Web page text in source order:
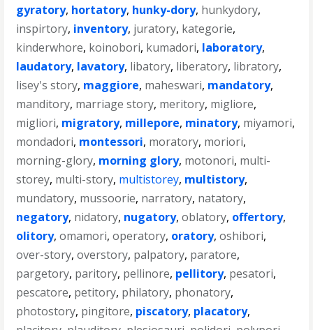
gyratory, hortatory, hunky-dory, hunkydory,
inspirtory, inventory, juratory, kategorie,
kinderwhore, koinobori, kumadori, laboratory,
laudatory, lavatory, libatory, liberatory, libratory,
lisey's story, maggiore, maheswari, mandatory,
manditory, marriage story, meritory, migliore,
migliori, migratory, millepore, minatory, miyamori,
mondadori, montessori, moratory, moriori,
morning-glory, morning glory, motonori, multi-
storey, multi-story, multistorey, multistory,
mundatory, mussoorie, narratory, natatory,
negatory, nidatory, nugatory,oblatory, offertory,
olitory,omamori,operatory, oratory,oshibori,
over-story,overstory, palpatory, paratore,
pargetory, paritory, pellinore, pellitory, pesatori,
pescatore, petitory, philatory, phonatory,
photostory, pingitore, piscatory, placatory,